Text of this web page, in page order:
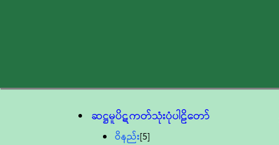
ဆဋ္ဌမူပိဋကတ်သုံးပုံပါဠိတော်
ဝိနည်း[5]